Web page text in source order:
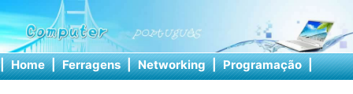
| Home | Ferragens | Networking | Programação |